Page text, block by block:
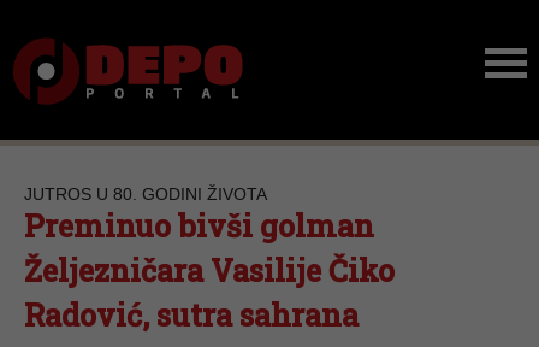
JUTROS U 80. GODINI ŽIVOTA
Preminuo bivši golman
Željezničara Vasilije Čiko
Radović, sutra sahrana